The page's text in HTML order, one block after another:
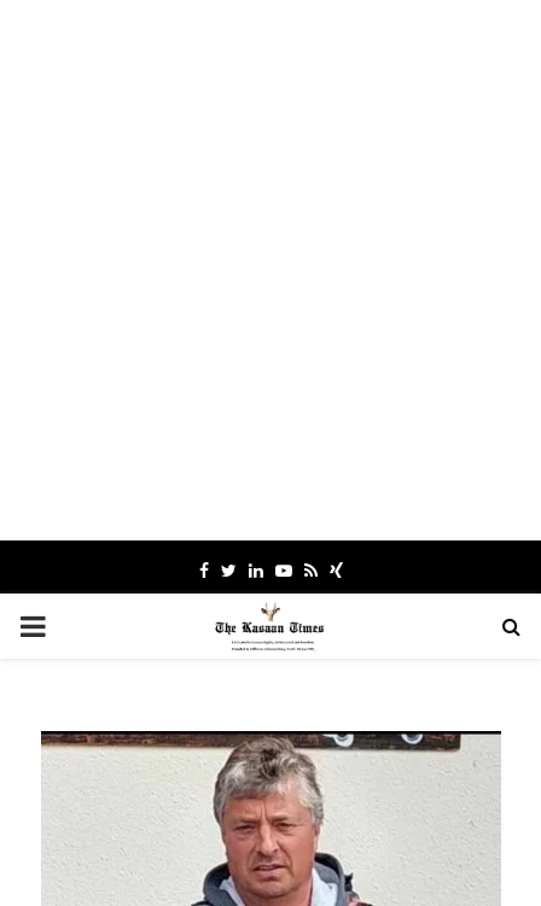
Facebook
TwitterLinkedinYoutube
RssXing
PRIMARY